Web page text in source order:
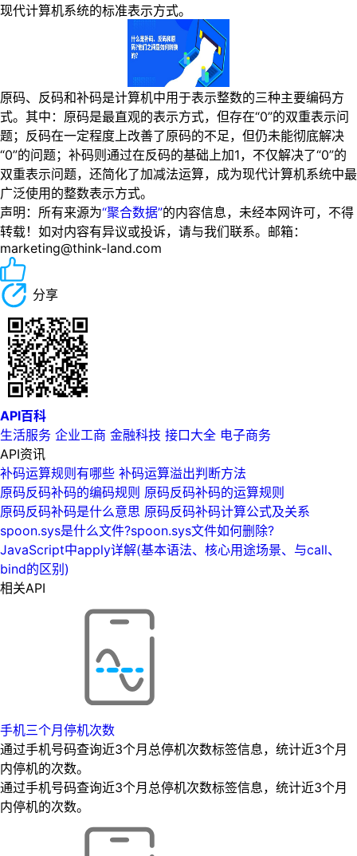
现代计算机系统的标准表示方式。
原码、反码和补码是计算机中用于表示整数的三种主要编码方
式。其中：原码是最直观的表示方式，但存在“0”的双重表示问
题；反码在一定程度上改善了原码的不足，但仍未能彻底解决
“0”的问题；补码则通过在反码的基础上加1，不仅解决了“0”的
双重表示问题，还简化了加减法运算，成为现代计算机系统中最
广泛使用的整数表示方式。
声明：所有来源为“聚合数据”的内容信息，未经本网许可，不得
转载！如对内容有异议或投诉，请与我们联系。邮箱：
marketing@think-land.com
分享
API百科
生活服务 企业工商 金融科技 接口大全 电子商务
API资讯
补码运算规则有哪些 补码运算溢出判断方法
原码反码补码的编码规则 原码反码补码的运算规则
原码反码补码是什么意思 原码反码补码计算公式及关系
spoon.sys是什么文件?spoon.sys文件如何删除?
JavaScript中apply详解(基本语法、核心用途场景、与call、
bind的区别)
相关API
手机三个月停机次数
通过手机号码查询近3个月总停机次数标签信息，统计近3个月
内停机的次数。
通过手机号码查询近3个月总停机次数标签信息，统计近3个月
内停机的次数。